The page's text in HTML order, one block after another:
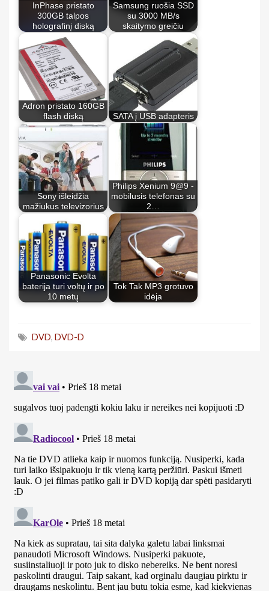
InPhase pristato
300GB talpos
holografinį diską
Samsung ruošia SSD
su 3000 MB/s
skaitymo greičiu
Adron pristato 160GB
flash diską
SATA į USB adapteris
Sony išleidžia
mažiukus televizorius
Philips Xenium 9@9 -
mobilusis telefonas su
2…
Panasonic Evolta
baterija turi voltų ir po
10 metų
Tok Tak MP3 grotuvo
idėja
DVD, DVD-D